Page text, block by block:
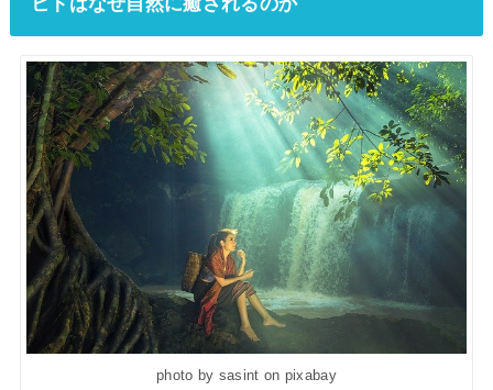
photo by sasint on pixabay